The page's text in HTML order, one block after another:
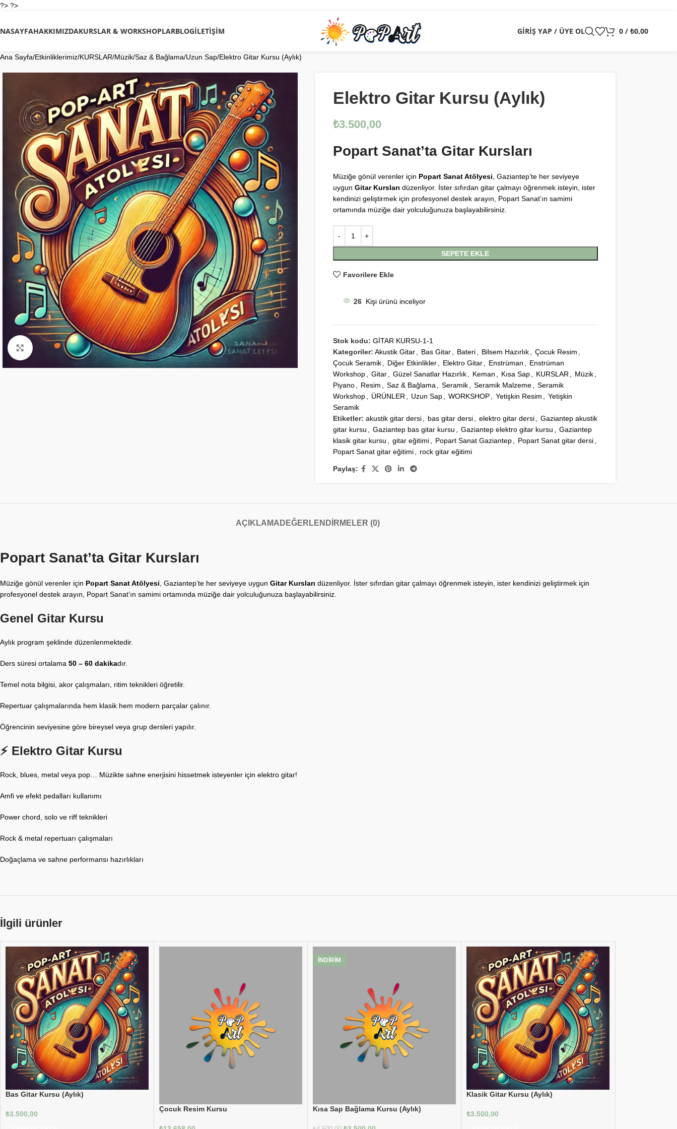
?> ?>
HAKKIMIZDAKURSLAR & WORKSHOPLARBLOGİLETIŞIM GIRIŞ YAP / ÜYE OL 0 / ₺0,00
Ana Sayfa Etkinliklerimiz KURSLAR Müzik Saz & Bağlama Uzun Sap Elektro Gitar Kursu (Aylık)
Click to enlarge
Elektro Gitar Kursu (Aylık)
₺3.500,00
Popart Sanat’ta Gitar Kursları
Müziğe gönül verenler için Popart Sanat Atölyesi , Gaziantep’te her seviyeye
uygun Gitar Kursları düzenliyor. İster sıfırdan gitar çalmayı öğrenmek isteyin, ister
kendinizi geliştirmek için profesyonel destek arayın, Popart Sanat’ın samimi
ortamında müziğe dair yolculuğunuza başlayabilirsiniz.
SEPETE EKLE
Favorilere Ekle
26 Kişi ürünü inceliyor
Stok kodu: GİTAR KURSU-1-1
Kategoriler: Akustik Gitar Bas Gitar Bateri Bilsem Hazırlık Çocuk Resim
Çocuk Seramik
Diğer Etkinlikler Elektro Gitar Enstrüman
Enstrüman
Workshop
Gitar Güzel Sanatlar Hazırlık Keman Kısa Sap KURSLAR Müzik
Piyano
Resim Saz & Bağlama Seramik Seramik Malzeme
Seramik
Workshop
ÜRÜNLER Uzun Sap WORKSHOP Yetişkin Resim
Yetişkin
Seramik
Etiketler: akustik gitar dersi bas gitar dersi elektro gitar dersi
Gaziantep akustik
gitar kursu
Gaziantep bas gitar kursu Gaziantep elektro gitar kursu
Gaziantep
klasik gitar kursu
gitar eğitimi Popart Sanat Gaziantep Popart Sanat gitar dersi
Popart Sanat gitar eğitimi
rock gitar eğitimi
Paylaş:
AÇIKLAMA DEĞERLENDIRMELER (0)
Popart Sanat’ta Gitar Kursları
Müziğe gönül verenler için Popart Sanat Atölyesi , Gaziantep’te her seviyeye uygun Gitar Kursları düzenliyor. İster sıfırdan gitar çalmayı öğrenmek isteyin, ister kendinizi geliştirmek için
profesyonel destek arayın, Popart Sanat’ın samimi ortamında müziğe dair yolculuğunuza başlayabilirsiniz.
Genel Gitar Kursu
Aylık program şeklinde düzenlenmektedir.
Ders süresi ortalama 50 – 60 dakikadır.
Temel nota bilgisi, akor çalışmaları, ritim teknikleri öğretilir.
Repertuar çalışmalarında hem klasik hem modern parçalar çalınır.
Öğrencinin seviyesine göre bireysel veya grup dersleri yapılır.
⚡ Elektro Gitar Kursu
Rock, blues, metal veya pop… Müzikte sahne enerjisini hissetmek isteyenler için elektro gitar!
Amfi ve efekt pedalları kullanımı
Power chord, solo ve riff teknikleri
Rock & metal repertuarı çalışmaları
Doğaçlama ve sahne performansı hazırlıkları
İlgili ürünler
Bas Gitar Kursu (Aylık)
₺3.500,00
Çocuk Resim Kursu
İNDIRIM
Kısa Sap Bağlama Kursu (Aylık)
Klasik Gitar Kursu (Aylık)
₺3.500,00